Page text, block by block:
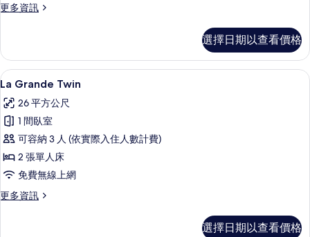
有
更多資訊
更
Twin
的
詳
選擇日期以查看價格
顯
示
La
Grande
Twin
的
所
有
La Grande Twin | 羽絨被、迷你吧、
5
La Grande Twin
26 平方公尺
1 間臥室
可容納 3 人 (依實際入住人數計費)
2 張單人床
免費無線上網
更多資訊
更
選擇日期以查看價格